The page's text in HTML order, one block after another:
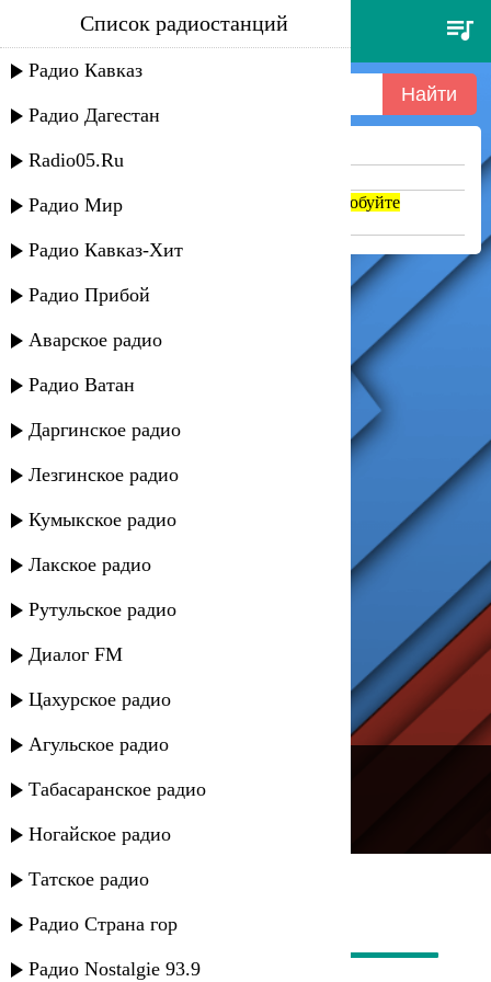
- pendulum - painkiller
Список радиостанций
Радио Кавказ
Радио Дагестан
Radio05.Ru
Радио Мир
Радио Кавказ-Хит
Радио Прибой
Аварское радио
Радио Ватан
Даргинское радио
Лезгинское радио
Кумыкское радио
Лакское радио
Рутульское радио
Диалог FM
Цахурское радио
Агульское радио
Табасаранское радио
Ногайское радио
Татское радио
Радио Страна гор
Радио Nostalgie 93.9
Ничего не найдено =(
Если название написано транслитом, попробуйте
поменять на русский. abc => абц
---
Русское радио